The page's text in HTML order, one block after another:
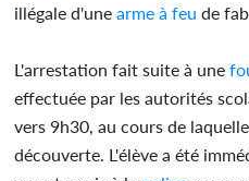
illégale d'une arme à feu de
L'arrestation fait suite à une
effectuée par les autorités
vers 9h30, au cours de
découverte. L'élève a été